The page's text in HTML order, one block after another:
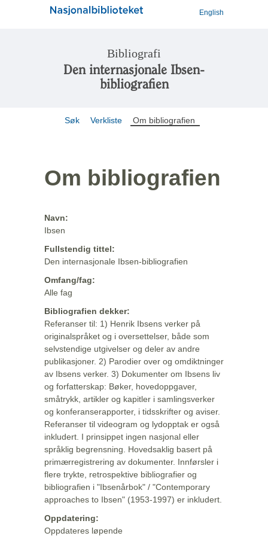
English
Bibliografi
Den internasjonale Ibsen-
bibliografien
Søk Verkliste Om bibliografien
Om bibliografien
Navn:
Ibsen
Fullstendig tittel:
Den internasjonale Ibsen-bibliografien
Omfang/fag:
Alle fag
Bibliografien dekker:
Referanser til: 1) Henrik Ibsens verker på
originalspråket og i oversettelser, både som
selvstendige utgivelser og deler av andre
publikasjoner. 2) Parodier over og omdiktninger
av Ibsens verker. 3) Dokumenter om Ibsens liv
og forfatterskap: Bøker, hovedoppgaver,
småtrykk, artikler og kapitler i samlingsverker
og konferanserapporter, i tidsskrifter og aviser.
Referanser til videogram og lydopptak er også
inkludert. I prinsippet ingen nasjonal eller
språklig begrensning. Hovedsaklig basert på
primærregistrering av dokumenter. Innførsler i
flere trykte, retrospektive bibliografier og
bibliografien i "Ibsenårbok" / "Contemporary
approaches to Ibsen" (1953-1997) er inkludert.
Oppdatering:
Oppdateres løpende